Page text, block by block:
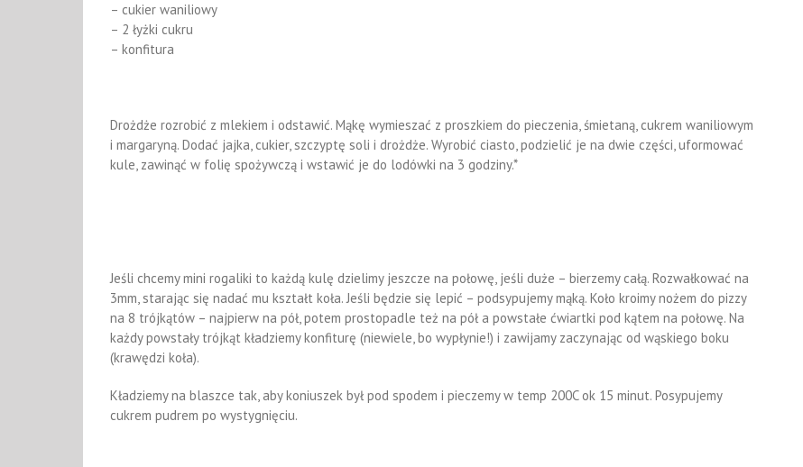
– cukier waniliowy
– 2 łyżki cukru
– konfitura
Drożdże rozrobić z mlekiem i odstawić. Mąkę wymieszać z proszkiem do pieczenia, śmietaną, cukrem waniliowym
i margaryną. Dodać jajka, cukier, szczyptę soli i drożdże. Wyrobić ciasto, podzielić je na dwie części, uformować
kule, zawinąć w folię spożywczą i wstawić je do lodówki na 3 godziny.*
Jeśli chcemy mini rogaliki to każdą kulę dzielimy jeszcze na połowę, jeśli duże – bierzemy całą. Rozwałkować na
3mm, starając się nadać mu kształt koła. Jeśli będzie się lepić – podsypujemy mąką. Koło kroimy nożem do pizzy
na 8 trójkątów – najpierw na pół, potem prostopadle też na pół a powstałe ćwiartki pod kątem na połowę. Na
każdy powstały trójkąt kładziemy konfiturę (niewiele, bo wypłynie!) i zawijamy zaczynając od wąskiego boku
(krawędzi koła).
Kładziemy na blaszce tak, aby koniuszek był pod spodem i pieczemy w temp 200C ok 15 minut. Posypujemy
cukrem pudrem po wystygnięciu.